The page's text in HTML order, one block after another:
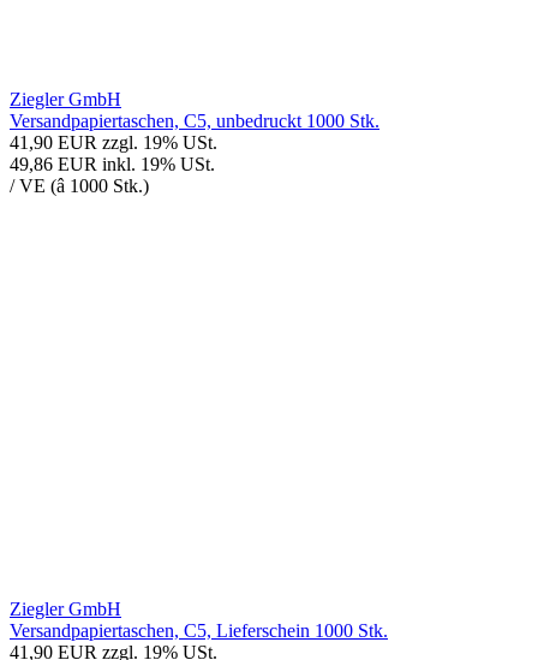
Ziegler GmbH
Versandpapiertaschen, C5, unbedruckt 1000 Stk.
41,90 EUR zzgl. 19% USt.
49,86 EUR inkl. 19% USt.
/ VE (â 1000 Stk.)
Ziegler GmbH
Versandpapiertaschen, C5, Lieferschein 1000 Stk.
41,90 EUR zzgl. 19% USt.